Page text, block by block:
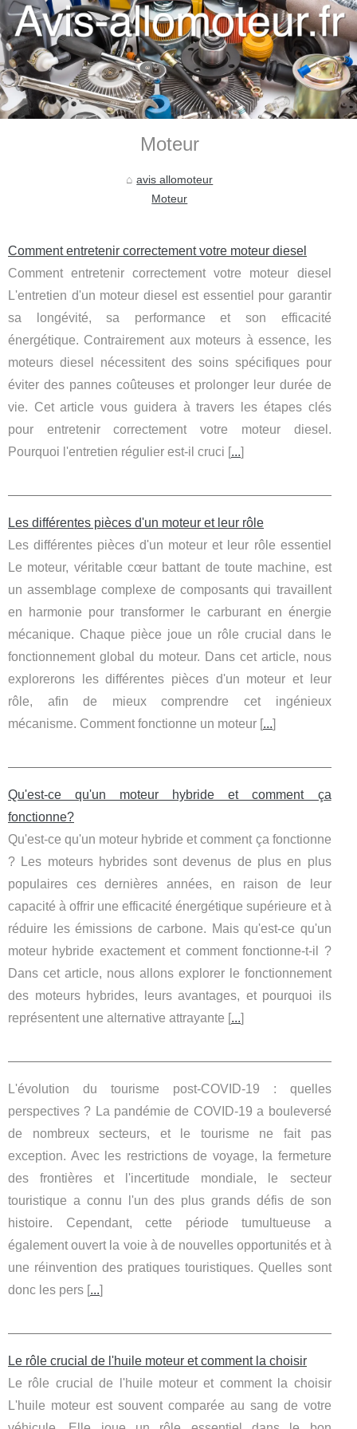
Moteur
avis allomoteur
Moteur
Comment entretenir correctement votre moteur diesel
Comment entretenir correctement votre moteur diesel
L'entretien d'un moteur diesel est essentiel pour garantir
sa longévité, sa performance et son efficacité
énergétique. Contrairement aux moteurs à essence, les
moteurs diesel nécessitent des soins spécifiques pour
éviter des pannes coûteuses et prolonger leur durée de
vie. Cet article vous guidera à travers les étapes clés
pour entretenir correctement votre moteur diesel.
Pourquoi l'entretien régulier est-il cruci [...]
Les différentes pièces d'un moteur et leur rôle
Les différentes pièces d'un moteur et leur rôle essentiel
Le moteur, véritable cœur battant de toute machine, est
un assemblage complexe de composants qui travaillent
en harmonie pour transformer le carburant en énergie
mécanique. Chaque pièce joue un rôle crucial dans le
fonctionnement global du moteur. Dans cet article, nous
explorerons les différentes pièces d'un moteur et leur
rôle, afin de mieux comprendre cet ingénieux
mécanisme. Comment fonctionne un moteur [...]
Qu'est-ce qu'un moteur hybride et comment ça
fonctionne?
Qu'est-ce qu'un moteur hybride et comment ça fonctionne
? Les moteurs hybrides sont devenus de plus en plus
populaires ces dernières années, en raison de leur
capacité à offrir une efficacité énergétique supérieure et à
réduire les émissions de carbone. Mais qu'est-ce qu'un
moteur hybride exactement et comment fonctionne-t-il ?
Dans cet article, nous allons explorer le fonctionnement
des moteurs hybrides, leurs avantages, et pourquoi ils
représentent une alternative attrayante [...]
L'évolution du tourisme post-COVID-19 : quelles
perspectives ? La pandémie de COVID-19 a bouleversé
de nombreux secteurs, et le tourisme ne fait pas
exception. Avec les restrictions de voyage, la fermeture
des frontières et l'incertitude mondiale, le secteur
touristique a connu l'un des plus grands défis de son
histoire. Cependant, cette période tumultueuse a
également ouvert la voie à de nouvelles opportunités et à
une réinvention des pratiques touristiques. Quelles sont
donc les pers [...]
Le rôle crucial de l'huile moteur et comment la choisir
Le rôle crucial de l'huile moteur et comment la choisir
L'huile moteur est souvent comparée au sang de votre